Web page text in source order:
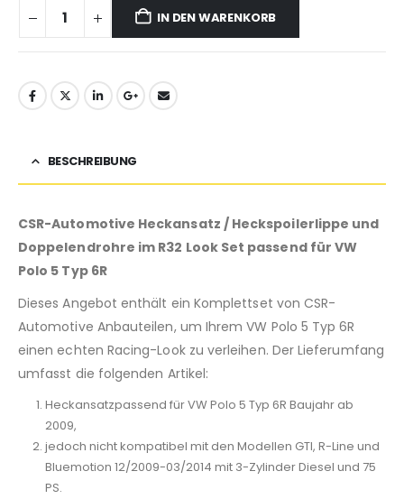
IN DEN WARENKORB
BESCHREIBUNG
CSR-Automotive Heckansatz / Heckspoilerlippe und
Doppelendrohre im R32 Look Set passend für VW
Polo 5 Typ 6R
Dieses Angebot enthält ein Komplettset von CSR-
Automotive Anbauteilen, um Ihrem VW Polo 5 Typ 6R
einen echten Racing-Look zu verleihen. Der Lieferumfang
umfasst die folgenden Artikel:
Heckansatzpassend für VW Polo 5 Typ 6R Baujahr ab
2009,
jedoch nicht kompatibel mit den Modellen GTI, R-Line und
Bluemotion 12/2009-03/2014 mit 3-Zylinder Diesel und 75
PS.